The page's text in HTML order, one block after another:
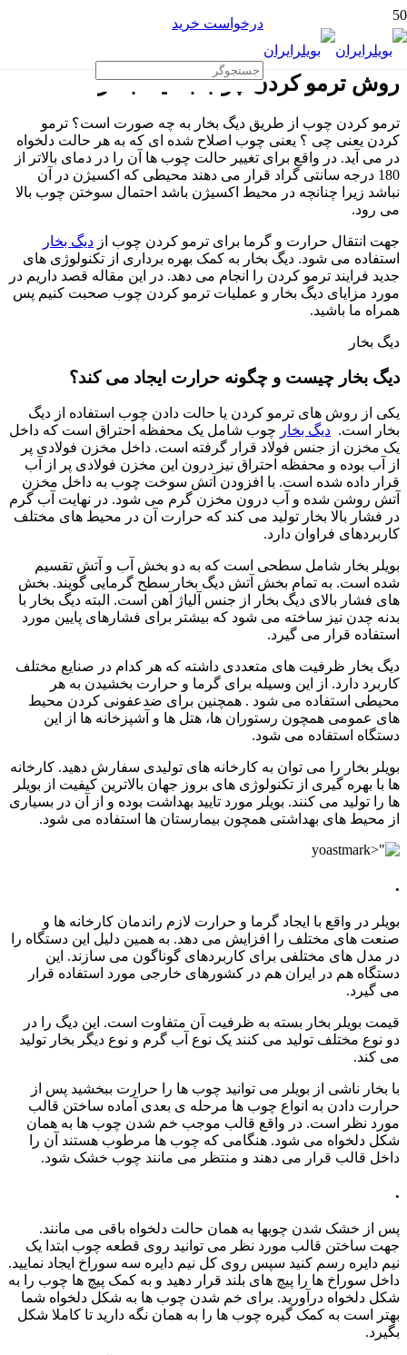
درخواست خرید
روش ترمو کردن چوب با دیگ بخار
ترمو کردن چوب از طریق دیگ بخار به چه صورت است؟ ترمو
کردن یعنی چی ؟ یعنی چوب اصلاح شده ای که به هر حالت دلخواه
در می آید. در واقع برای تغییر حالت چوب ها آن را در دمای بالاتر از
180 درجه سانتی گراد قرار می دهند محیطی که اکسیژن در آن
نباشد زیرا چنانچه در محیط اکسیژن باشد احتمال سوختن چوب بالا
می رود.
جهت انتقال حرارت و گرما برای ترمو کردن چوب از دیگ بخار
استفاده می شود. دیگ بخار به کمک بهره برداری از تکنولوژی های
جدید فرایند ترمو کردن را انجام می دهد. در این مقاله قصد داریم در
مورد مزایای دیگ بخار و عملیات ترمو کردن چوب صحبت کنیم پس
همراه ما باشید.
دیگ بخار
دیگ بخار چیست و چگونه حرارت ایجاد می کند؟
یکی از روش های ترمو کردن یا حالت دادن چوب استفاده از دیگ
بخار است. دیگ بخار چوب شامل یک محفظه احتراق است که داخل
یک مخزن از جنس فولاد قرار گرفته است. داخل مخزن فولادی پر
از آب بوده و محفظه احتراق نیز درون این مخزن فولادی پر از آب
قرار داده شده است. با افزودن آتش سوخت چوب به داخل مخزن
آتش روشن شده و آب درون مخزن گرم می شود. در نهایت آب گرم
در فشار بالا بخار تولید می کند که حرارت آن در محیط های مختلف
کاربردهای فراوان دارد.
بویلر بخار شامل سطحی است که به دو بخش آب و آتش تقسیم
شده است. به تمام بخش آتش دیگ بخار سطح گرمایی گویند. بخش
های فشار بالای دیگ بخار از جنس آلیاژ آهن است. البته دیگ بخار با
بدنه چدن نیز ساخته می شود که بیشتر برای فشارهای پایین مورد
استفاده قرار می گیرد.
دیگ بخار ظرفیت های متعددی داشته که هر کدام در صنایع مختلف
کاربرد دارد. از این وسیله برای گرما و حرارت بخشیدن به هر
محیطی استفاده می شود . همچنین برای ضدعفونی کردن محیط
های عمومی همچون رستوران ها، هتل ها و آشپزخانه ها از این
دستگاه استفاده می شود.
بویلر بخار را می توان به کارخانه های تولیدی سفارش دهید. کارخانه
ها با بهره گیری از تکنولوژی های بروز جهان بالاترین کیفیت از بویلر
ها را تولید می کنند. بویلر مورد تایید بهداشت بوده و از آن در بسیاری
از محیط های بهداشتی همچون بیمارستان ها استفاده می شود.
.
بویلر در واقع با ایجاد گرما و حرارت لازم راندمان کارخانه ها و
صنعت های مختلف را افزایش می دهد. به همین دلیل این دستگاه را
در مدل های مختلفی برای کاربردهای گوناگون می سازند. این
دستگاه هم در ایران هم در کشورهای خارجی مورد استفاده قرار
می گیرد.
قیمت بویلر بخار بسته به ظرفیت آن متفاوت است. این دیگ را در
دو نوع مختلف تولید می کنند یک نوع آب گرم و نوع دیگر بخار تولید
می کند.
با بخار ناشی از بویلر می توانید چوب ها را حرارت ببخشید پس از
حرارت دادن به انواع چوب ها مرحله ی بعدی آماده ساختن قالب
مورد نظر است. در واقع قالب موجب خم شدن چوب ها به همان
شکل دلخواه می شود. هنگامی که چوب ها مرطوب هستند آن را
داخل قالب قرار می دهند و منتظر می مانند چوب خشک شود.
.
پس از خشک شدن چوبها به همان حالت دلخواه باقی می مانند.
جهت ساختن قالب مورد نظر می توانید روی قطعه چوب ابتدا یک
نیم دایره رسم کنید سپس روی کل نیم دایره سه سوراخ ایجاد نمایید.
داخل سوراخ ها را پیچ های بلند قرار دهید و به کمک پیچ ها چوب را به
شکل دلخواه درآورید. برای خم شدن چوب ها به شکل دلخواه شما
بهتر است به کمک گیره چوب ها را به همان نگه دارید تا کاملا شکل
بگیرد.